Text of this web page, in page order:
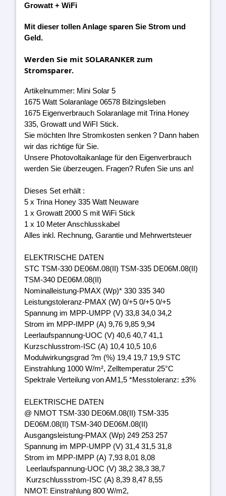
Growatt + WiFi
Mit dieser tollen Anlage sparen Sie Strom und
Geld.
Werden Sie mit SOLARANKER zum
Stromsparer.
Artikelnummer: Mini Solar 5
1675 Watt Solaranlage 06578 Bilzingsleben
1675 Eigenverbrauch Solaranlage mit Trina Honey
335, Growatt und WiFI Stick.
Sie möchten Ihre Stromkosten senken ? Dann haben
wir das richtige für Sie.
Unsere Photovoltaikanlage für den Eigenverbrauch
werden Sie überzeugen. Fragen? Rufen Sie uns an!
Dieses Set erhält :
5 x Trina Honey 335 Watt Neuware
1 x Growatt 2000 S mit WiFi Stick
1 x 10 Meter Anschlusskabel
Alles inkl. Rechnung, Garantie und Mehrwertsteuer
ELEKTRISCHE DATEN
STC TSM-330 DE06M.08(II) TSM-335 DE06M.08(II)
TSM-340 DE06M.08(II)
Nominalleistung-PMAX (Wp)* 330 335 340
Leistungstoleranz-PMAX (W) 0/+5 0/+5 0/+5
Spannung im MPP-UMPP (V) 33,8 34,0 34,2
Strom im MPP-IMPP (A) 9,76 9,85 9,94
Leerlaufspannung-UOC (V) 40,6 40,7 41,1
Kurzschlusstrom-ISC (A) 10,4 10,5 10,6
Modulwirkungsgrad ?m (%) 19,4 19,7 19,9 STC
Einstrahlung 1000 W/m², Zelltemperatur 25°C
Spektrale Verteilung von AM1,5 *Messtoleranz: ±3%
ELEKTRISCHE DATEN
@ NMOT TSM-330 DE06M.08(II) TSM-335
DE06M.08(II) TSM-340 DE06M.08(II)
Ausgangsleistung-PMAX (Wp) 249 253 257
Spannung im MPP-UMPP (V) 31,4 31,5 31,8
Strom im MPP-IMPP (A) 7,93 8,01 8,08
Leerlaufspannung-UOC (V) 38,2 38,3 38,7
Kurzschlussstrom-ISC (A) 8,39 8,47 8,55
NMOT: Einstrahlung 800 W/m2,